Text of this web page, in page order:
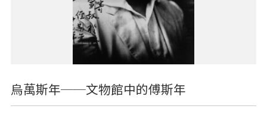
烏萬斯年──文物館中的傅斯年